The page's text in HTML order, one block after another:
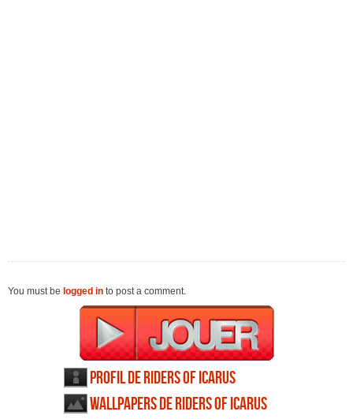
You must be logged in to post a comment.
Profil de Riders of Icarus
Wallpapers de Riders of Icarus